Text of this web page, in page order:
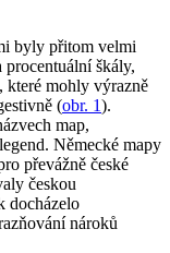
byly přitom velmi
škály,
které mohly výrazně
(obr. 1).
map,
Německé mapy
převážně české
českou
docházelo
nároků